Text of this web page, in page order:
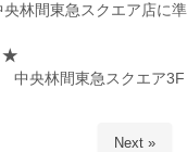
林間東急スクエア店に準
★
中央林間東急スクエア3F
Next »